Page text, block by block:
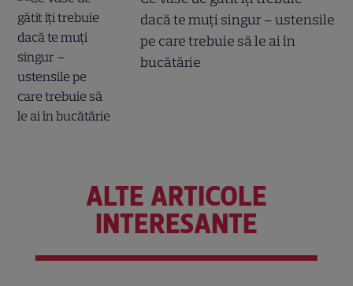
dacă te muți singur – ustensile
pe care trebuie să le ai în
bucătărie
ALTE ARTICOLE
INTERESANTE